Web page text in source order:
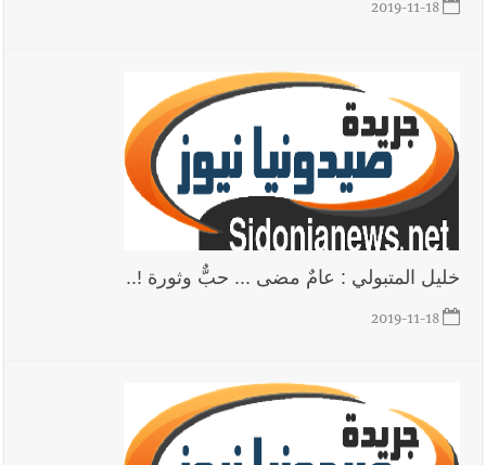
2019-11-18
خليل المتبولي : عامٌ مضى ... حبٌّ وثورة !..
2019-11-18